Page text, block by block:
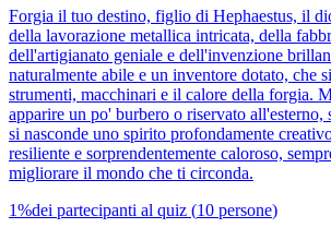
Forgia il tuo destino, figlio di Hephaestus, il
della lavorazione metallica intricata, della
dell'artigianato geniale e dell'invenzione
naturalmente abile e un inventore dotato, che
strumenti, macchinari e il calore della forgia.
apparire un po' burbero o riservato all'esterno,
si nasconde uno spirito profondamente
resiliente e sorprendentemente caloroso,
migliorare il mondo che ti circonda.
1%dei partecipanti al quiz (10 persone)